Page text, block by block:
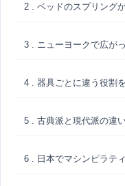
2 . ベッドのスプリング
3 . ニューヨークで広が
4 . 器具ごとに違う役割
5 . 古典派と現代派の違
6 . 日本でマシンピラテ